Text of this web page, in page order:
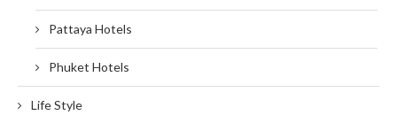
Pattaya Hotels
Phuket Hotels
Life Style